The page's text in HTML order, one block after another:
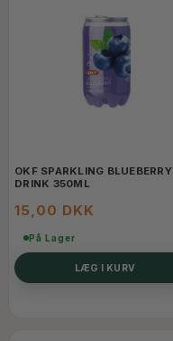
OKF SPARKLING BLUEBERRY
DRINK 350ML
15,00 DKK
På Lager
LÆG I KURV